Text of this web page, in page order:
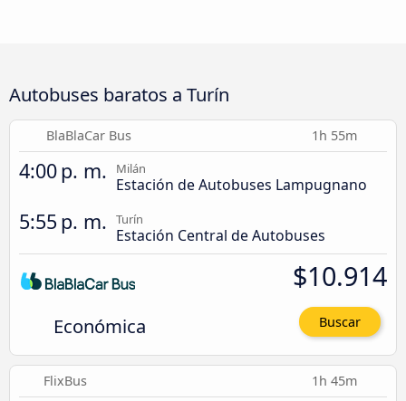
Autobuses baratos a Turín
BlaBlaCar Bus 1h 55m
4:00 p. m. Milán
Estación de Autobuses Lampugnano
5:55 p. m. Turín
Estación Central de Autobuses
Económica
$10.914
Buscar
FlixBus 1h 45m